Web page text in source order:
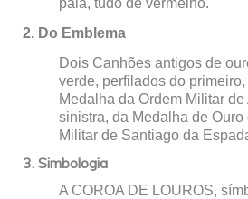
pala, tudo de vermelho.
2. Do Emblema
Dois Canhões antigos de
verde, perfilados do
Medalha da Ordem Militar
sinistra, da Medalha de
Militar de Santiago da
3. Simbologia
A COROA DE LOUROS,